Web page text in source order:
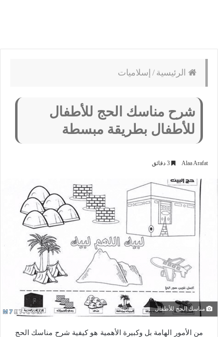
الرئيسية / إسلاميات
شرح مناسك الحج للأطفال
للأطفال بطريقة مبسطة
Alaa Arafat
مناسك الحج للأطفال
من الأمور الهامة بل وكبيرة الأهمية هو كيفية شرح مناسك الحج